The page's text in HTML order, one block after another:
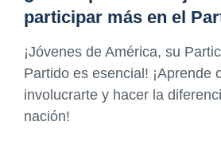
participar más en el
¡Jóvenes de América, su
Partido es esencial! ¡Aprende
involucrarte y hacer la
nación!